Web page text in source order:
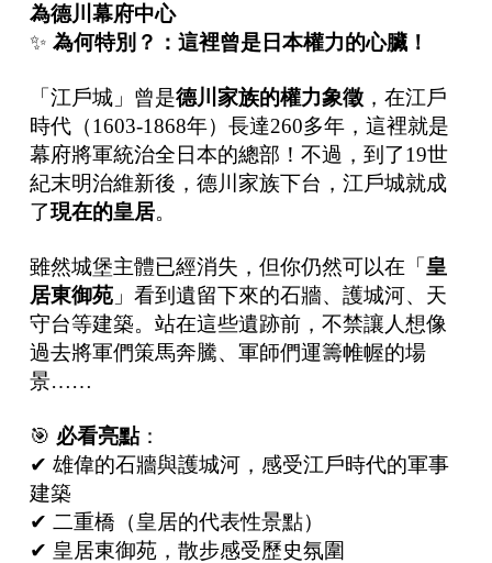
為德川幕府中心
✨ 為何特別？：這裡曾是日本權力的心臟！
「江戶城」曾是德川家族的權力象徵，在江戶
時代（1603-1868年）長達260多年，這裡就是
幕府將軍統治全日本的總部！不過，到了19世
紀末明治維新後，德川家族下台，江戶城就成
了現在的皇居。
雖然城堡主體已經消失，但你仍然可以在「 皇
居東御苑」看到遺留下來的石牆、護城河、天
守台等建築。站在這些遺跡前，不禁讓人想像
過去將軍們策馬奔騰、軍師們運籌帷幄的場
景……
🎯 必看亮點：
✔ 雄偉的石牆與護城河，感受江戶時代的軍事
建築
✔ 二重橋（皇居的代表性景點）
✔ 皇居東御苑，散步感受歷史氛圍